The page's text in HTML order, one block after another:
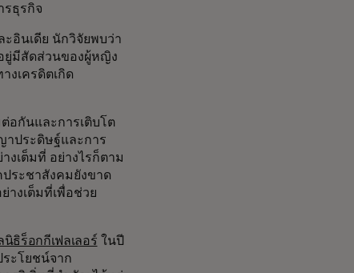
รธุรกิจ
อินเดีย นักวิจัยพบว่า
ยู่มีสัดส่วนของผู้หญิง
งเครดิตเกิด
อกันและการเติบโต
าประดิษฐ์และการ
งเต็มที่ อย่างไรก็ตาม
ระชาสังคมยังขาด
งเต็มที่เพื่อช่วย
นิธิร็อกกีเฟลเลอร์ ในปี
ะโยชน์จาก